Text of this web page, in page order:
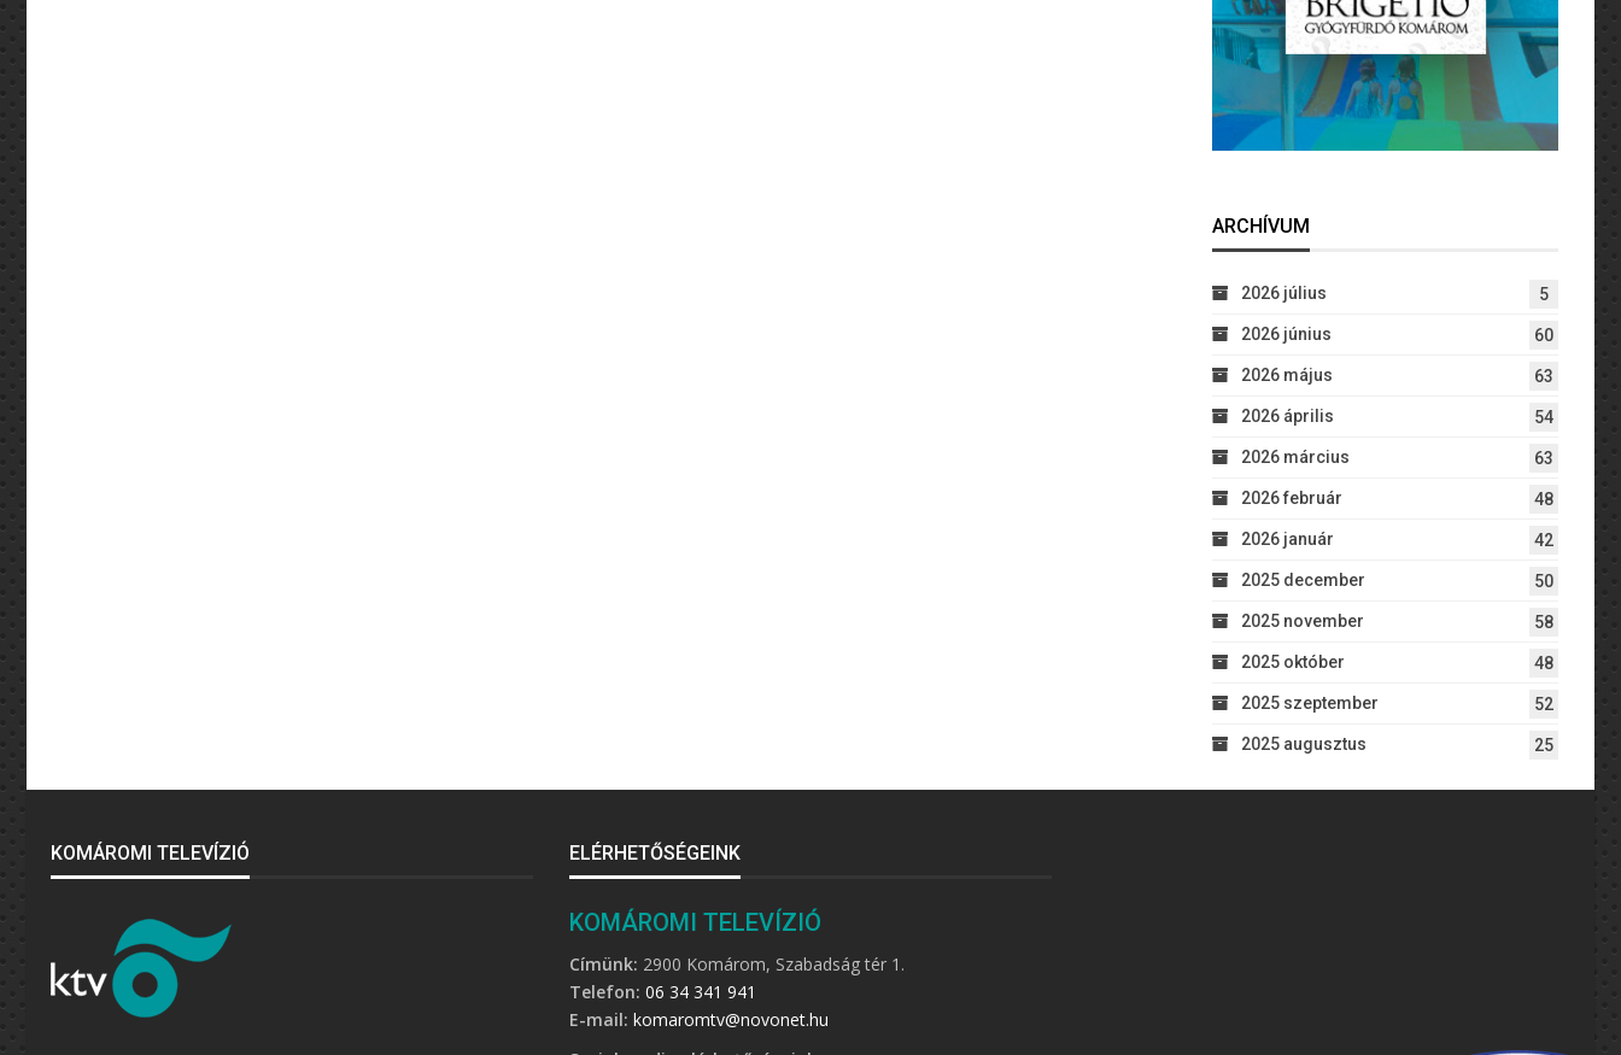
ARCHÍVUM
2026 július 5
2026 június 60
2026 május 63
2026 április 54
2026 március 63
2026 február 48
2026 január 42
2025 december 50
2025 november 58
2025 október 48
2025 szeptember 52
2025 augusztus 25
KOMÁROMI TELEVÍZIÓ ELÉRHETŐSÉGEINK
KOMÁROMI TELEVÍZIÓ
Címünk: 2900 Komárom, Szabadság tér 1.
Telefon: 06 34 341 941
E-mail: komaromtv@novonet.hu